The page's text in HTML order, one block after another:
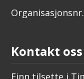
Kontakt oss
Finn tilsette i